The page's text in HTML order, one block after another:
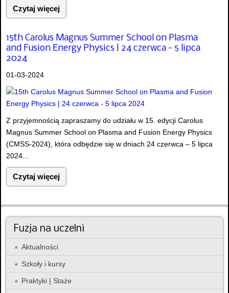
Czytaj więcej
15th Carolus Magnus Summer School on Plasma
and Fusion Energy Physics | 24 czerwca - 5 lipca
2024
01-03-2024
Z przyjemnością zapraszamy do udziału w 15. edycji Carolus
Magnus Summer School on Plasma and Fusion Energy Physics
(CMSS-2024), która odbędzie się w dniach 24 czerwca – 5 lipca
2024...
Czytaj więcej
Fuzja na uczelni
Aktualności
Szkoły i kursy
Praktyki | Staże